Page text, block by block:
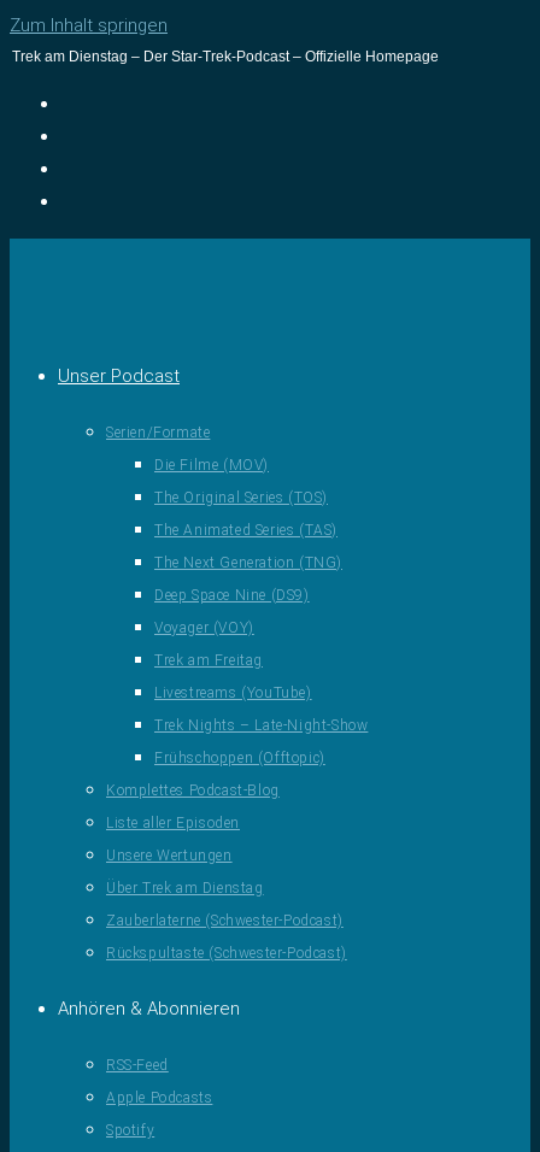
Zum Inhalt springen
Trek am Dienstag – Der Star-Trek-Podcast – Offizielle Homepage
Unser Podcast
Serien/Formate
Die Filme (MOV)
The Original Series (TOS)
The Animated Series (TAS)
The Next Generation (TNG)
Deep Space Nine (DS9)
Voyager (VOY)
Trek am Freitag
Livestreams (YouTube)
Trek Nights – Late-Night-Show
Frühschoppen (Offtopic)
Komplettes Podcast-Blog
Liste aller Episoden
Unsere Wertungen
Über Trek am Dienstag
Zauberlaterne (Schwester-Podcast)
Rückspultaste (Schwester-Podcast)
Anhören & Abonnieren
RSS-Feed
Apple Podcasts
Spotify